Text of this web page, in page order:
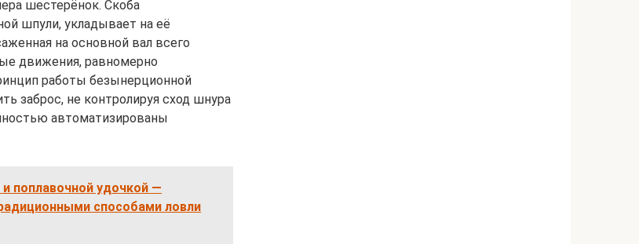
шестерёнок. Скоба
шпули, укладывает на её
на основной вал всего
движения, равномерно
работы безынерционной
заброс, не контролируя сход шнура
автоматизированы
поплавочной удочкой —
способами ловли